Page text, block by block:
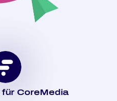
Co­re­Me­dia